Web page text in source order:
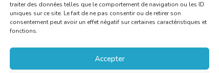
traiter des données telles que le comportement de navigation ou les ID
uniques sur ce site. Le fait de ne pas consentir ou de retirer son
consentement peut avoir un effet négatif sur certaines caractéristiques et
fonctions.
Accepter